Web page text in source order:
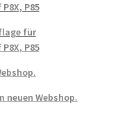
P85
für
P85
neuen Webshop.